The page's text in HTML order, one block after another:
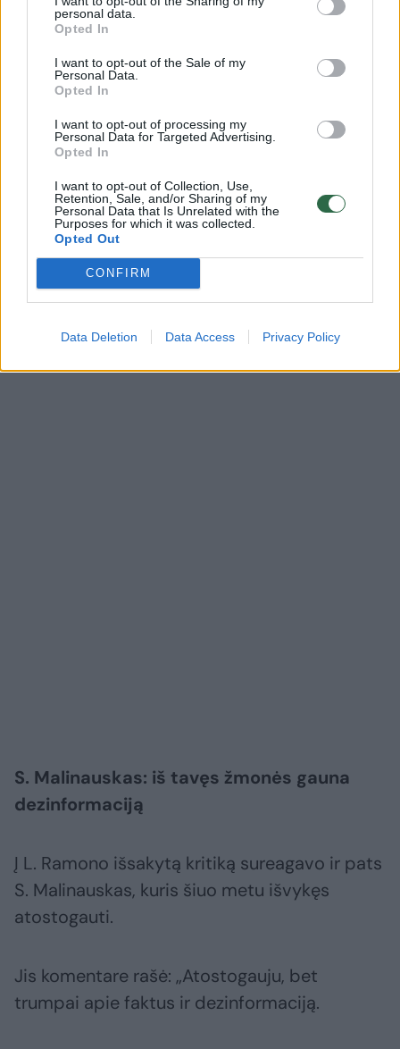
personal data.
Opted In
I want to opt-out of the Sale of my
Personal Data.
Opted In
I want to opt-out of processing my
Personal Data for Targeted Advertising.
Opted In
I want to opt-out of Collection, Use,
Retention, Sale, and/or Sharing of my
Personal Data that Is Unrelated with the
Purposes for which it was collected.
Opted Out
CONFIRM
Data Deletion Data Access Privacy Policy
seksualias stambias aferas, – dėstė
tinklaraštininkas. – Malinauskas prisistato
kaip vienetinis tiesos šerifas ant mūsų svieto,
kuris kovoja prieš supuvusią sistemą, bet –
sutapimas – kalbos apie supuvusią sistemą
jam generuoja didesnes peržiūras, kurių jis
S. Malinauskas: iš tavęs žmonės gauna
dezinformaciją
Į L. Ramono išsakytą kritiką sureagavo ir pats
S. Malinauskas, kuris šiuo metu išvykęs
atostogauti.
Jis komentare rašė: „Atostogauju, bet
trumpai apie faktus ir dezinformaciją.